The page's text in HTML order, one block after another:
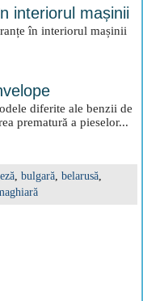
interiorul mașinii
în interiorul mașinii
diferite ale benzii de
prematură a pieselor...
, bulgară, belarusă,